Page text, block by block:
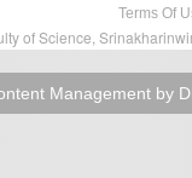
Terms Of
of Science,
Management by